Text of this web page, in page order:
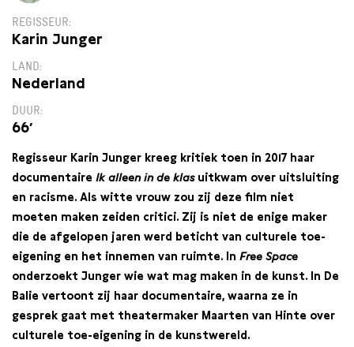
REGISSEUR
Karin Junger
LAND
Nederland
DUUR
66′
Regisseur Karin Junger kreeg kritiek toen in 2017 haar
documentaire Ik alleen in de klasuitkwam over uitsluiting
en racisme. Als witte vrouw zou zij deze film niet
moeten maken zeiden critici. Zij is niet de enige maker
die de afgelopen jaren werd beticht van culturele toe-
eigening en het innemen van ruimte. In Free Space
onderzoekt Junger wie wat mag maken in de kunst. In De
Balie vertoont zij haar documentaire, waarna ze in
gesprek gaat met theatermaker Maarten van Hinte over
culturele toe-eigening in de kunstwereld.